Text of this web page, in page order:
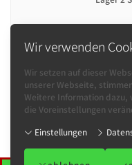
Wir verwenden
Wir setzen auf dieser
unserer Webseite,
Weitere Information dazu,
die Voreinstellungen
Einstellungen
Informationen